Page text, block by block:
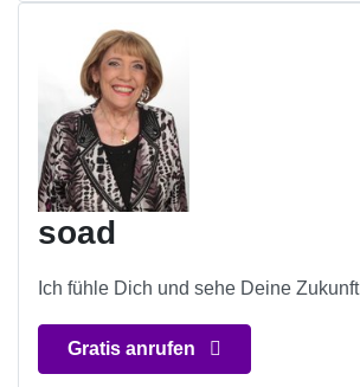
soad
Ich fühle Dich und sehe Deine Zukunft
Gratis anrufen